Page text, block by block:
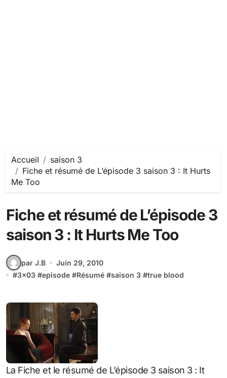
Accueil
saison 3
Fiche et résumé de L’épisode 3 saison 3 : It Hurts
Me Too
Fiche et résumé de L’épisode 3
saison 3 : It Hurts Me Too
par J.B
Juin 29, 2010
#3x03 #episode #Résumé #saison 3 #true blood
La Fiche et le résumé de L’épisode 3 saison 3 : It